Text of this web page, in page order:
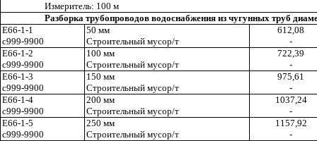
Измеритель: 100 м
Разборка трубопроводов водоснабжения из чугунных труб
Е66-1-1
50 мм
612,08
с999-9900
Строительный мусор/т
-
Е66-1-2
100 мм 722,39
с999-9900 Строительный мусор/т
-
Е66-1-3
150 мм 975,61
с999-9900
Строительный мусор/т
-
Е66-1-4 200 мм
1037,24
с999-9900
Строительный мусор/т
-
Е66-1-5
250 мм 1157,92
с999-9900
Строительный мусор/т
-